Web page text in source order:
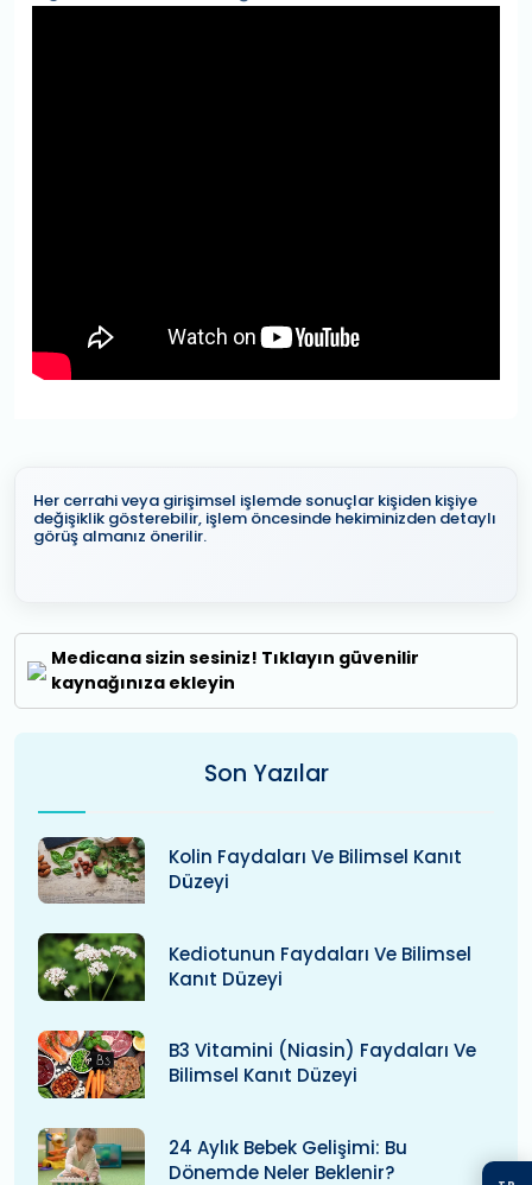
Her cerrahi veya girişimsel işlemde sonuçlar kişiden kişiye
değişiklik gösterebilir, işlem öncesinde hekiminizden detaylı
görüş almanız önerilir.
Medicana sizin sesiniz! Tıklayın güvenilir
kaynağınıza ekleyin
Son Yazılar
Kolin Faydaları Ve Bilimsel Kanıt
Düzeyi
Kediotunun Faydaları Ve Bilimsel
Kanıt Düzeyi
B3 Vitamini (niasin) Faydaları Ve
Bilimsel Kanıt Düzeyi
24 Aylık Bebek Gelişimi: Bu
Dönemde Neler Beklenir?